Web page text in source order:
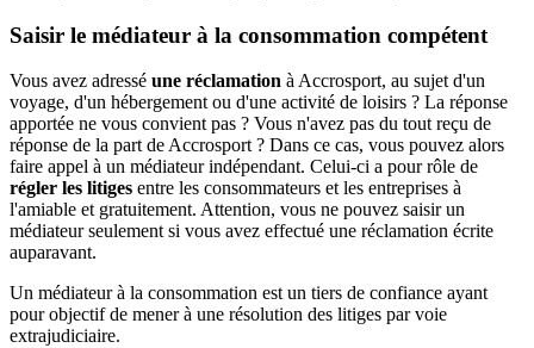
Saisir le médiateur à la consommation compétent
Vous avez adressé une réclamation à Accrosport, au sujet d'un
voyage, d'un hébergement ou d'une activité de loisirs ? La réponse
apportée ne vous convient pas ? Vous n'avez pas du tout reçu de
réponse de la part de Accrosport ? Dans ce cas, vous pouvez alors
faire appel à un médiateur indépendant. Celui-ci a pour rôle de
régler les litiges entre les consommateurs et les entreprises à
l'amiable et gratuitement. Attention, vous ne pouvez saisir un
médiateur seulement si vous avez effectué une réclamation écrite
auparavant.
Un médiateur à la consommation est un tiers de confiance ayant
pour objectif de mener à une résolution des litiges par voie
extrajudiciaire.